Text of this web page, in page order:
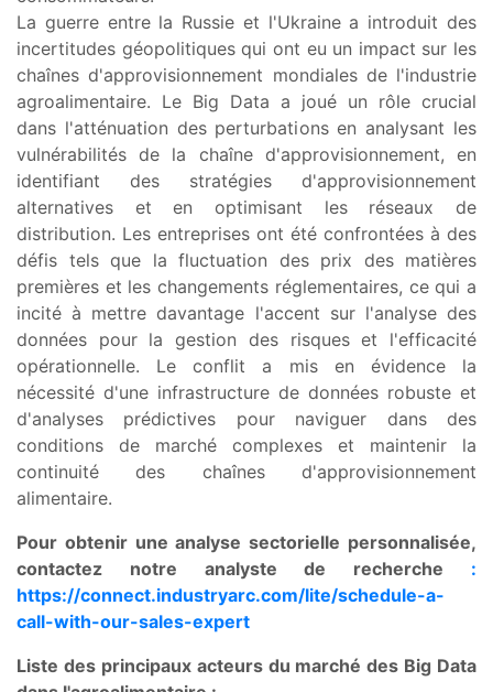
La guerre entre la Russie et l'Ukraine a introduit des
incertitudes géopolitiques qui ont eu un impact sur les
chaînes d'approvisionnement mondiales de l'industrie
agroalimentaire. Le Big Data a joué un rôle crucial
dans l'atténuation des perturbations en analysant les
vulnérabilités de la chaîne d'approvisionnement, en
identifiant des stratégies d'approvisionnement
alternatives et en optimisant les réseaux de
distribution. Les entreprises ont été confrontées à des
défis tels que la fluctuation des prix des matières
premières et les changements réglementaires, ce qui a
incité à mettre davantage l'accent sur l'analyse des
données pour la gestion des risques et l'efficacité
opérationnelle. Le conflit a mis en évidence la
nécessité d'une infrastructure de données robuste et
d'analyses prédictives pour naviguer dans des
conditions de marché complexes et maintenir la
continuité des chaînes d'approvisionnement
alimentaire.
Pour obtenir une analyse sectorielle personnalisée,
contactez notre analyste de recherche :
https://connect.industryarc.com/lite/schedule-a-
call-with-our-sales-expert
Liste des principaux acteurs du marché des Big Data